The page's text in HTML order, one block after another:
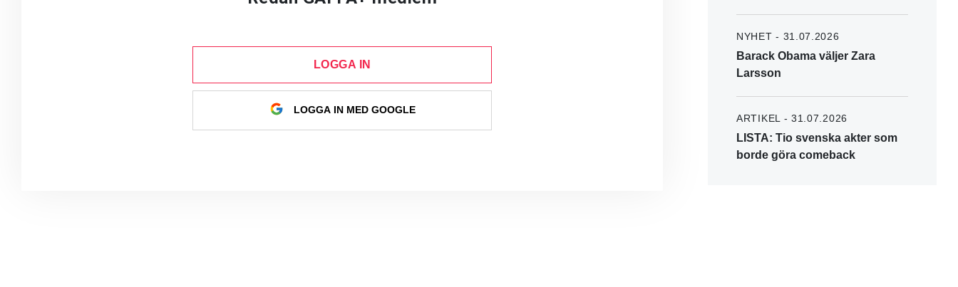
LOGGA IN
LOGGA IN MED GOOGLE
NYHET - 31.07.2026
Barack Obama väljer Zara
Larsson
ARTIKEL - 31.07.2026
LISTA: Tio svenska akter som
borde göra comeback